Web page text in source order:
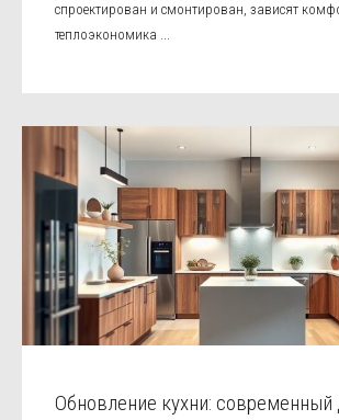
спроектирован и смонтирован, зависят
теплоэкономика ...
Обновление кухни: современный